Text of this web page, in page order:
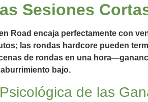
Sesiones
Road encaja perfectamente con
las rondas hardcore pueden
de rondas en una
bajo.
de las